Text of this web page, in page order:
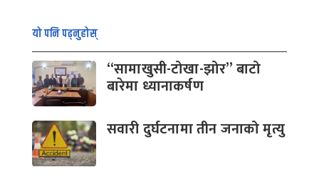
यो पनि पढ्नुहोस्
“सामाखुसी-टोखा-झोर” बाटो
बारेमा ध्यानाकर्षण
सवारी दुर्घटनामा तीन जनाको मृत्यु